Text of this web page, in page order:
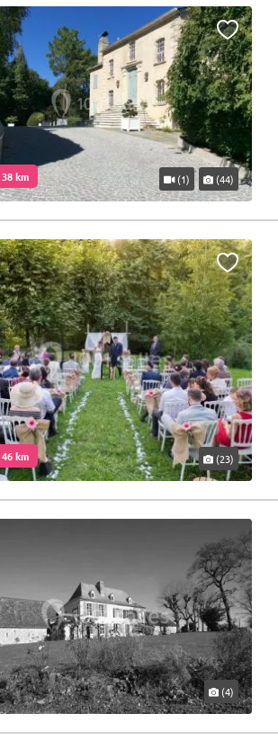
km (1) (44)
km (23)
(4)